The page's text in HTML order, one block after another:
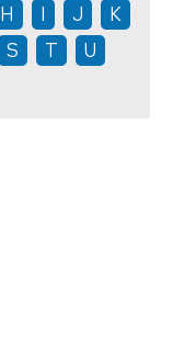
H I J
K
S T
U